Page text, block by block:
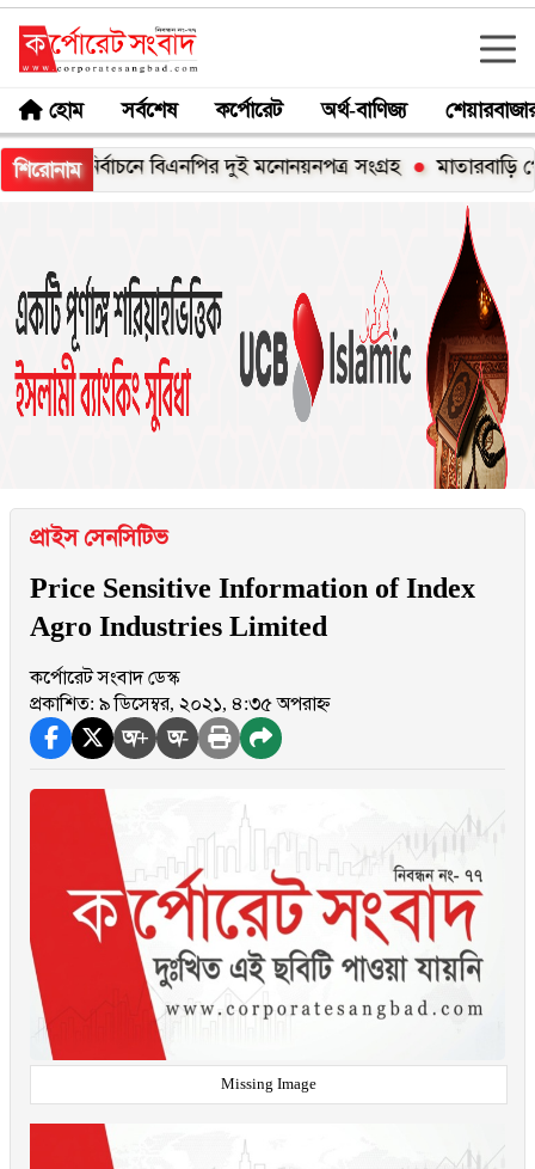
হোম সর্বশেষ কর্পোরেট অর্থ-বাণিজ্য
শিরোনাম
নির্বাচনে বিএনপির দুই মনোনয়নপত্র সংগ্রহ মাতারবাড়ি পৌঁছেছেন
প্রাইস সেনসিটিভ
Price Sensitive Information of Index
Agro Industries Limited
কর্পোরেট সংবাদ ডেস্ক
প্রকাশিত: ৯ ডিসেম্বর, ২০২১, ৪:৩৫ অপরাহ্ন
অ+ অ-
Missing Image